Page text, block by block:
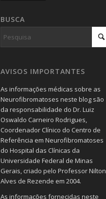
BUSCA
AVISOS IMPORTANTES
As informações médicas sobre as
Neurofibromatoses neste blog são
da responsabilidade do Dr. Luiz
Oswaldo Carneiro Rodrigues,
Coordenador Clínico do Centro de
Referência em Neurofibromatoses
do Hospital das Clínicas da
Universidade Federal de Minas
Gerais, criado pelo Professor Nilton
Alves de Rezende em 2004.
As informações fornecidas neste